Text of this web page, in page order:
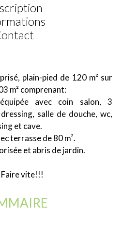
plain-pied de 120 m² sur
m² comprenant:
avec coin salon, 3
salle de douche, wc,
et cave.
terrasse de 80 m².
et abris de jardin.
vite!!!